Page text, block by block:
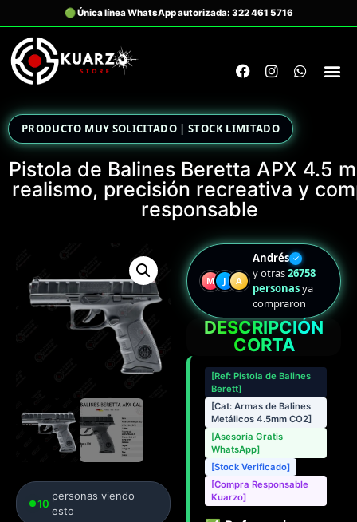
PRODUCTO MUY SOLICITADO | STOCK LIMITADO
Pistola de Balines Beretta APX 4.5
realismo, precisión recreativa y
responsable
10
personas viendo
esto
M J A
Andrés ✓
y otras26758
personasya
compraron
DESCRIPCIÓN
CORTA
[Ref: Pistola de Balines
Berett]
[Cat: Armas de Balines
Metálicos 4.5mm CO2]
[Asesoría Gratis
WhatsApp]
[Stock Verificado]
[Compra Responsable
Kuarzo]